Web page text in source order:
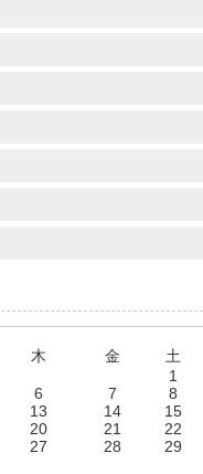
木 金
土
1
6 7
8
13 14
15
20 21
22
27 28
29